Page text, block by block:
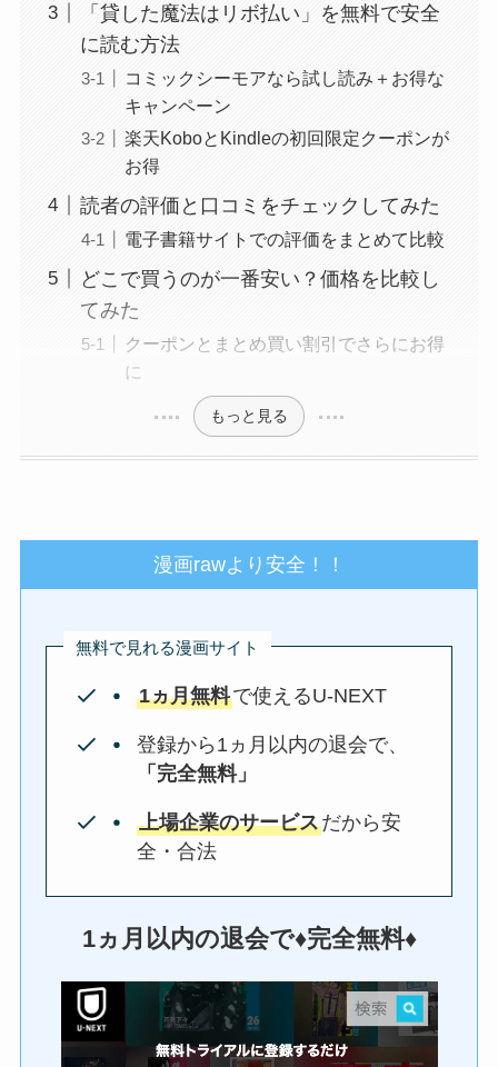
「貸した魔法はリボ払い」を無料で安全
に読む方法
コミックシーモアなら試し読み＋お得な
キャンペーン
楽天KoboとKindleの初回限定クーポンが
お得
読者の評価と口コミをチェックしてみた
電子書籍サイトでの評価をまとめて比較
どこで買うのが一番安い？価格を比較し
てみた
クーポンとまとめ買い割引でさらにお得
に
もっと見る
漫画rawより安全！！
無料で見れる漫画サイト
1ヵ月無料で使えるU-NEXT
登録から1ヵ月以内の退会で、
「完全無料」
上場企業のサービスだから安
全・合法
1ヵ月以内の退会で♦︎完全無料♦︎